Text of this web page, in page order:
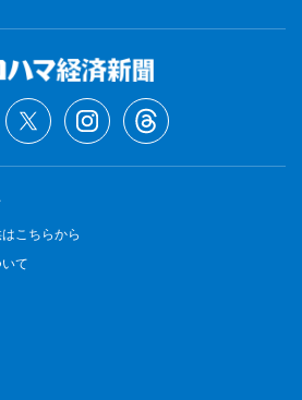
こちらから
て